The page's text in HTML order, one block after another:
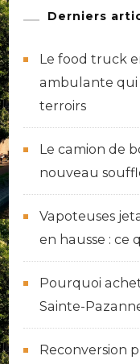
Derniers
Le food truck
ambulante qui
terroirs
Le camion de
nouveau
Vapoteuses
en hausse : ce
Pourquoi
Sainte-
Reconversion